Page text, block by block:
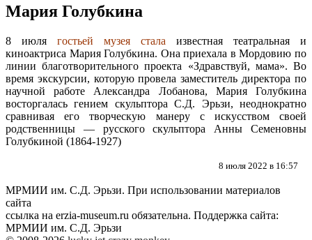
Мария Голубкина
8 июля гостьей музея стала известная театральная и
киноактриса Мария Голубкина. Она приехала в Мордовию по
линии благотворительного проекта «Здравствуй, мама». Во
время экскурсии, которую провела заместитель директора по
научной работе Александра Лобанова, Мария Голубкина
восторгалась гением скульптора С.Д. Эрьзи, неоднократно
сравнивая его творческую манеру с искусством своей
родственницы — русского скульптора Анны Семеновны
Голубкиной (1864-1927)
8 июля 2022 в 16:57
МРМИИ им. С.Д. Эрьзи. При использовании материалов
сайта
ссылка на erzia-museum.ru обязательна. Поддержка сайта:
МРМИИ им. С.Д. Эрьзи